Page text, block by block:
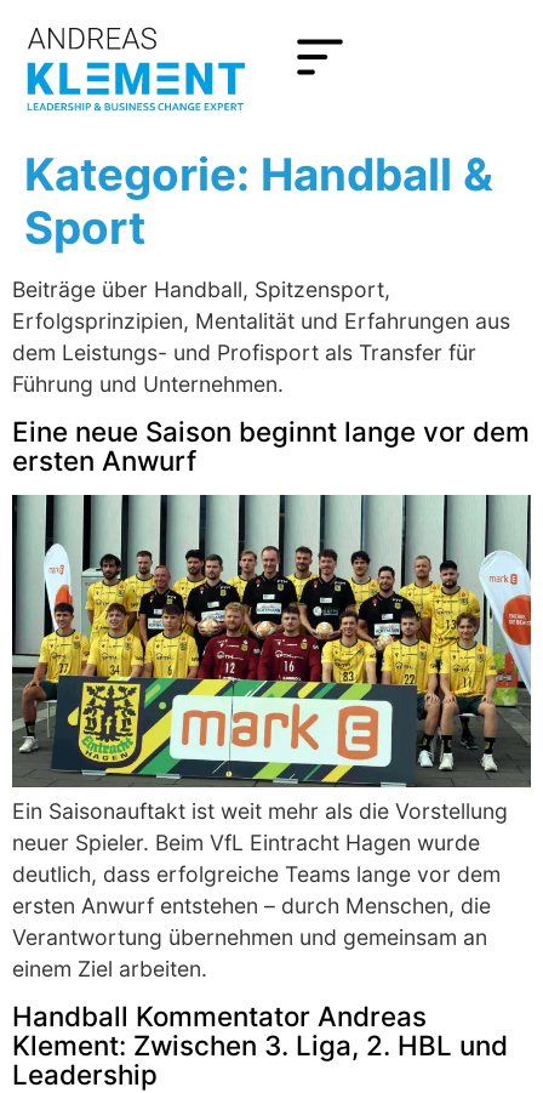
Kategorie: Handball &
Sport
Beiträge über Handball, Spitzensport,
Erfolgsprinzipien, Mentalität und Erfahrungen aus
dem Leistungs- und Profisport als Transfer für
Führung und Unternehmen.
Eine neue Saison beginnt lange vor dem
ersten Anwurf
Ein Saisonauftakt ist weit mehr als die Vorstellung
neuer Spieler. Beim VfL Eintracht Hagen wurde
deutlich, dass erfolgreiche Teams lange vor dem
ersten Anwurf entstehen – durch Menschen, die
Verantwortung übernehmen und gemeinsam an
einem Ziel arbeiten.
Handball Kommentator Andreas
Klement: Zwischen 3. Liga, 2. HBL und
Leadership